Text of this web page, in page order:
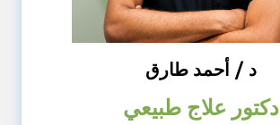
د / أحمد طارق
دكتور علاج طبيعي